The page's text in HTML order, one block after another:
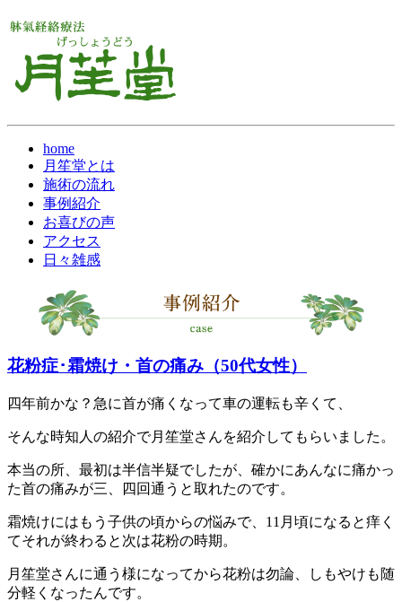
home
月笙堂とは
施術の流れ
事例紹介
お喜びの声
アクセス
日々雑感
花粉症･霜焼け・首の痛み（50代女性）
四年前かな？急に首が痛くなって車の運転も辛くて、
そんな時知人の紹介で月笙堂さんを紹介してもらいました。
本当の所、最初は半信半疑でしたが、確かにあんなに痛かっ
た首の痛みが三、四回通うと取れたのです。
霜焼けにはもう子供の頃からの悩みで、11月頃になると痒く
てそれが終わると次は花粉の時期。
月笙堂さんに通う様になってから花粉は勿論、しもやけも随
分軽くなったんです。